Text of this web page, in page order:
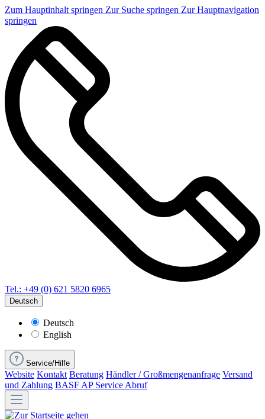
Zum Hauptinhalt springen Zur Suche springen Zur Hauptnavigation
springen
Tel.: +49 (0) 621 5820 6965
Deutsch
Deutsch
English
Service/Hilfe
Website Kontakt Beratung Händler / Großmengenanfrage Versand
und Zahlung BASF AP Service Abruf